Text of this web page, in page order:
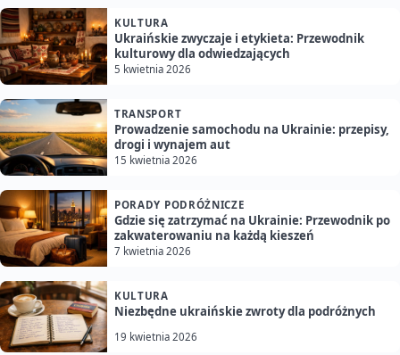
KULTURA
Ukraińskie zwyczaje i etykieta: Przewodnik
kulturowy dla odwiedzających
5 kwietnia 2026
TRANSPORT
Prowadzenie samochodu na Ukrainie: przepisy,
drogi i wynajem aut
15 kwietnia 2026
PORADY PODRÓŻNICZE
Gdzie się zatrzymać na Ukrainie: Przewodnik po
zakwaterowaniu na każdą kieszeń
7 kwietnia 2026
KULTURA
Niezbędne ukraińskie zwroty dla podróżnych
19 kwietnia 2026